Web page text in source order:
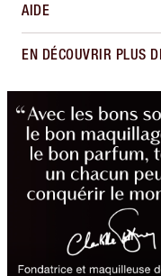
AIDE
EN DÉCOUVRIR PLUS